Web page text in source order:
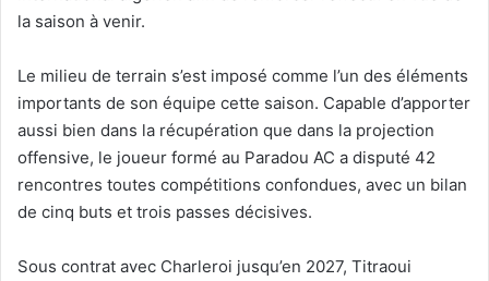
la saison à venir.
Le milieu de terrain s’est imposé comme l’un des éléments
importants de son équipe cette saison. Capable d’apporter
aussi bien dans la récupération que dans la projection
offensive, le joueur formé au Paradou AC a disputé 42
rencontres toutes compétitions confondues, avec un bilan
de cinq buts et trois passes décisives.
Sous contrat avec Charleroi jusqu’en 2027, Titraoui